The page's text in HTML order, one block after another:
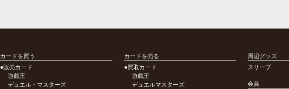
カードを買う
●販売カード
遊戯王
デュエル・マスターズ
カードを売る
●買取カード
遊戯王
デュエルマスターズ
周辺グッズ
スリーブ
会員